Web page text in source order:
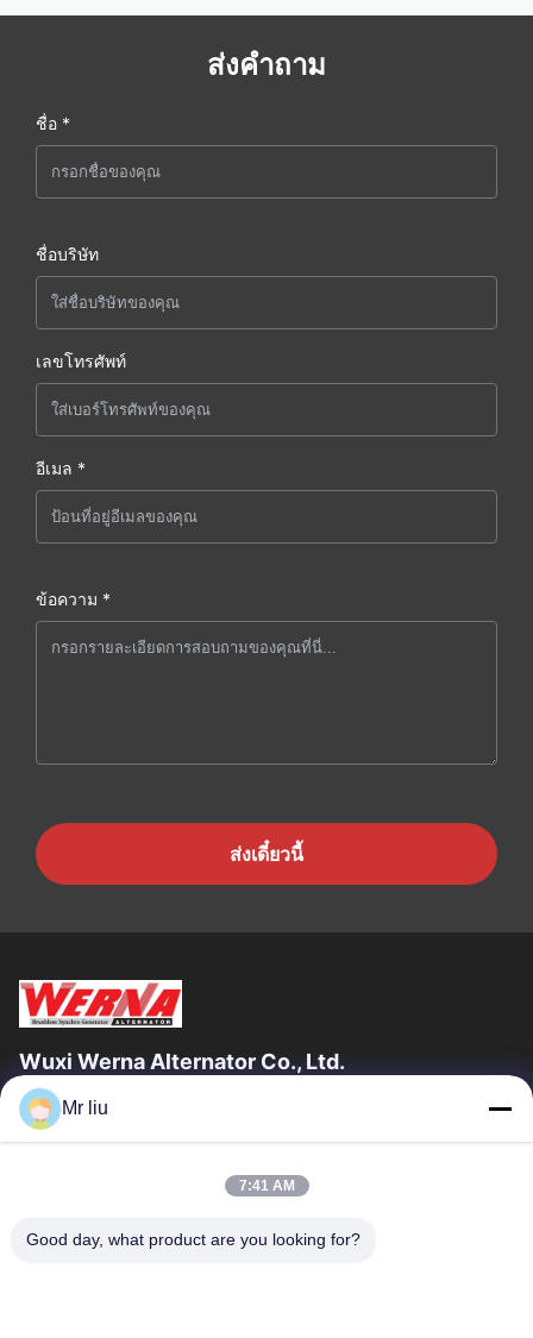
ส่งคำถาม
ชื่อ *
ชื่อบริษัท
เลขโทรศัพท์
อีเมล *
ข้อความ *
ส่งเดี๋ยวนี้
Wuxi Werna Alternator Co., Ltd.
ลิงก์ด่วน
เกี่ยวกับเรา
ทัวร์โรงงาน
การควบคุมคุณภาพ
Mr liu
7:41 AM
Good day, what product are you looking for?